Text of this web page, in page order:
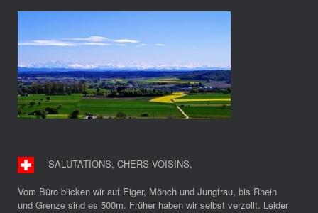
SALUTATIONS, CHERS VOISINS,
Vom Büro blicken wir auf Eiger, Mönch und Jungfrau, bis Rhein
und Grenze sind es 500m. Früher haben wir selbst verzollt. Leider